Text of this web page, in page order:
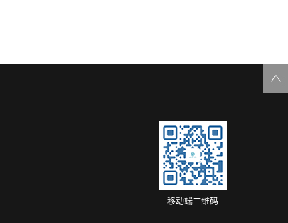
移动端二维码